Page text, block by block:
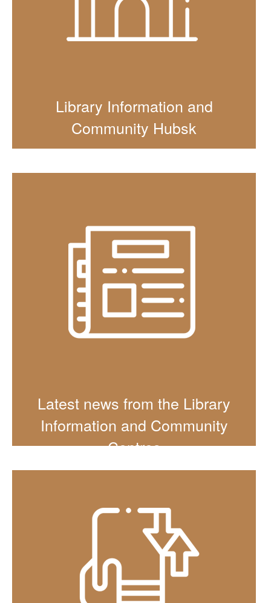
Library Information and
Community Hubsk
Latest news from the Library
Information and Community
Centres